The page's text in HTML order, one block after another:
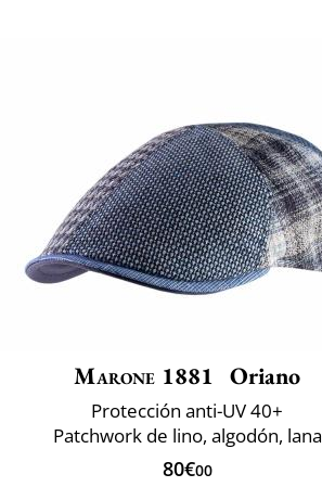
Marone 1881 Oriano
Protección anti-UV 40+
Patchwork de lino, algodón, lana
80€00